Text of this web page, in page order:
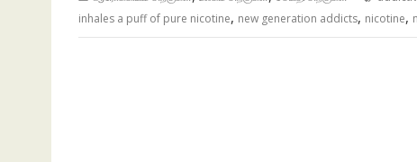
inhales a puff of pure nicotine, new generation addicts, nicotine,